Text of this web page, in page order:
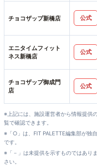
チョコザップ新橋店 公式
エニタイムフィット
ネス新橋店
公式
チョコザップ御成門
店
公式
※上記には、施設運営者から情報提供
覧で確認できます。
※「○」は、FIT PALETTE編集部が独
です。
※「－」は未提供を示すものではあり
さい。